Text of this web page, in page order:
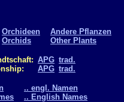
Orchideen
Orchids
Andere Pflanzen
Other Plants
APG
APG
trad.
trad.
.. engl. Namen
.. English Names